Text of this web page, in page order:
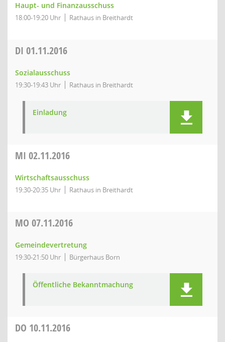
Haupt- und Finanzausschuss
18:00-19:20 Uhr Rathaus in Breithardt
DI 01.11.2016
Sozialausschuss
19:30-19:43 Uhr Rathaus in Breithardt
Einladung
MI 02.11.2016
Wirtschaftsausschuss
19:30-20:35 Uhr Rathaus in Breithardt
MO 07.11.2016
Gemeindevertretung
19:30-21:50 Uhr Bürgerhaus Born
Öffentliche Bekanntmachung
DO 10.11.2016